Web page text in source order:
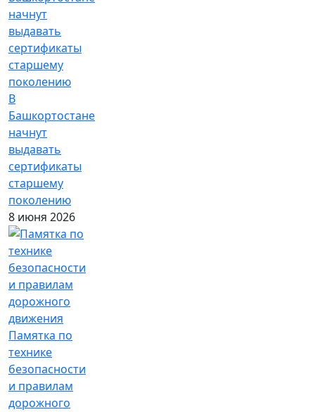
В
Башкортостане
начнут
выдавать
сертификаты
старшему
поколению
8 июня 2026
Памятка по
технике
безопасности
и правилам
дорожного